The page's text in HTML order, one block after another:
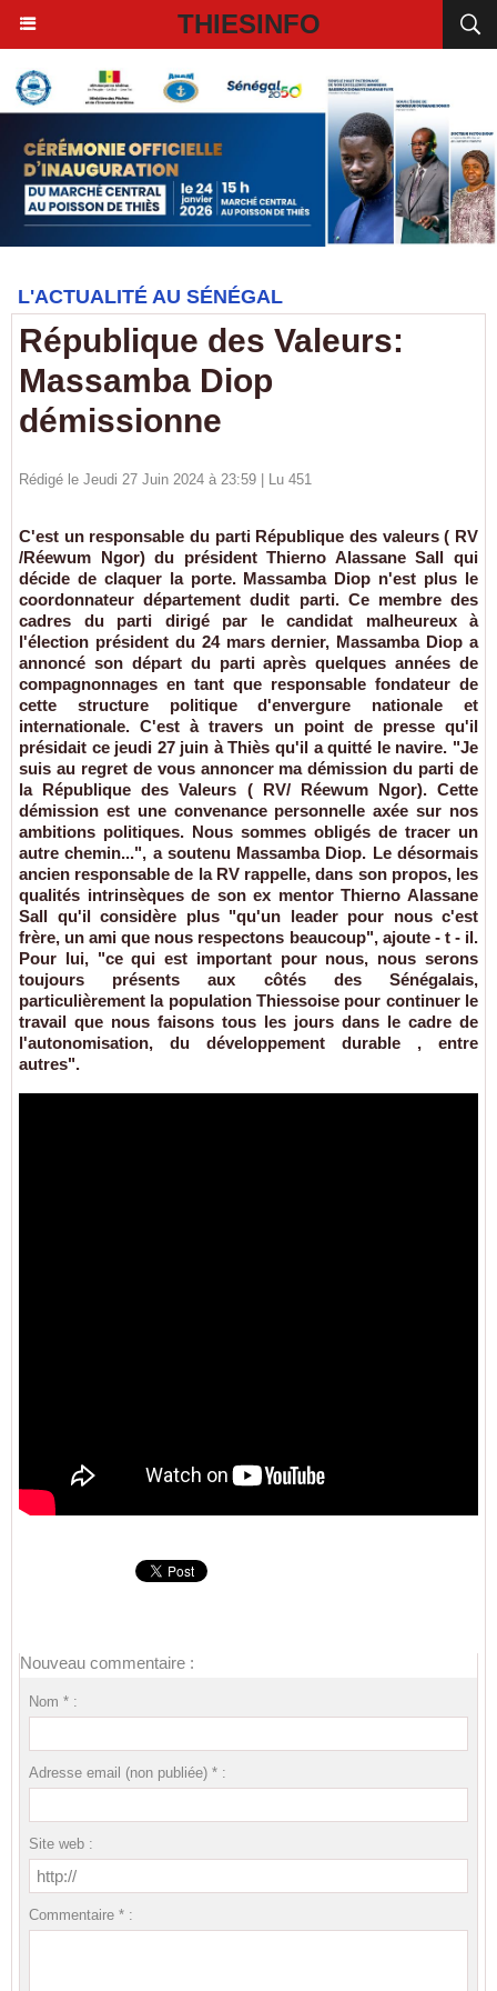
THIESINFO
L'ACTUALITÉ AU SÉNÉGAL
République des Valeurs:
Massamba Diop
démissionne
Rédigé le Jeudi 27 Juin 2024 à 23:59 | Lu 451
C'est un responsable du parti République des valeurs ( RV
/Réewum Ngor) du président Thierno Alassane Sall qui
décide de claquer la porte. Massamba Diop n'est plus le
coordonnateur département dudit parti. Ce membre des
cadres du parti dirigé par le candidat malheureux à
l'élection président du 24 mars dernier, Massamba Diop a
annoncé son départ du parti après quelques années de
compagnonnages en tant que responsable fondateur de
cette structure politique d'envergure nationale et
internationale. C'est à travers un point de presse qu'il
présidait ce jeudi 27 juin à Thiès qu'il a quitté le navire. "Je
suis au regret de vous annoncer ma démission du parti de
la République des Valeurs ( RV/ Réewum Ngor). Cette
démission est une convenance personnelle axée sur nos
ambitions politiques. Nous sommes obligés de tracer un
autre chemin...", a soutenu Massamba Diop. Le désormais
ancien responsable de la RV rappelle, dans son propos, les
qualités intrinsèques de son ex mentor Thierno Alassane
Sall qu'il considère plus "qu'un leader pour nous c'est
frère, un ami que nous respectons beaucoup", ajoute - t - il.
Pour lui, "ce qui est important pour nous, nous serons
toujours présents aux côtés des Sénégalais,
particulièrement la population Thiessoise pour continuer le
travail que nous faisons tous les jours dans le cadre de
l'autonomisation, du développement durable , entre
autres".
Nouveau commentaire :
Nom * :
Adresse email (non publiée) * :
Site web :
Commentaire * :